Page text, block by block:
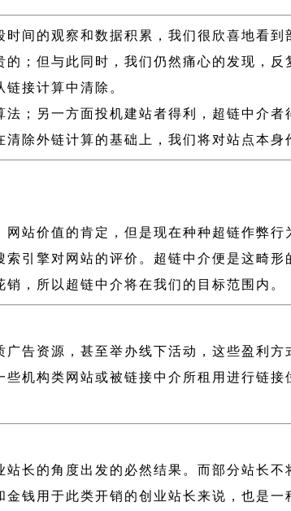
间的观察和数据积累，我们很欣喜地看
；但与此同时，我们仍然痛心的发现，反
接计算中清除。
；另一方面投机建站者得利，超链中介
除外链计算的基础上，我们将对站点本身
站价值的肯定，但是现在种种超链作弊
引擎对网站的评价。超链中介便是这畸
，所以超链中介将在我们的目标范围内。
告资源，甚至举办线下活动，这些盈利
机构类网站或被链接中介所租用进行链接
长的角度出发的必然结果。而部分站长
钱用于此类开销的创业站长来说，也是